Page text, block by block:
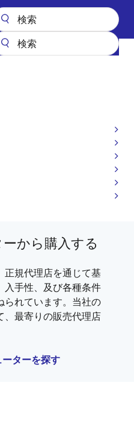
1665M R5F61662MN50FPV
CISC CPU 搭載マイク
非推奨品）
1665Mグループハー
ての情報
から購入する
正規代理店を通じて基
入手性、及び各種条件
られています。当社の
、最寄りの販売代理店
ターを探す